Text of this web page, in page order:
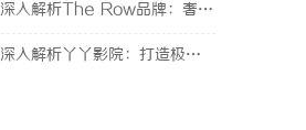
深入解析The Row品牌：奢华时尚的典范与设计哲学
深入解析丫丫影院：打造极致观影体验的在线平台